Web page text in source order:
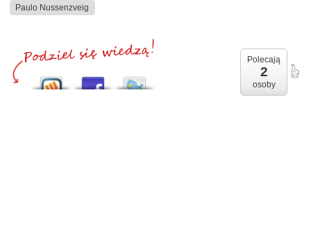
Paulo Nussenzveig
Polecają
2
osoby